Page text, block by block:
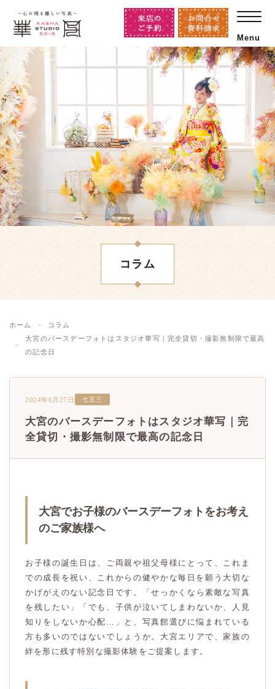
Menu
コラム
ホーム
コラム
大宮のバースデーフォトはスタジオ華写｜完全貸切・撮影無制限で最高
の記念日
2024年6月27日 七五三
大宮のバースデーフォトはスタジオ華写｜完
全貸切・撮影無制限で最高の記念日
大宮でお子様のバースデーフォトをお考え
のご家族様へ
お子様の誕生日は、ご両親や祖父母様にとって、これま
での成長を祝い、これからの健やかな毎日を願う大切な
かげがえのない記念日です。「せっかくなら素敵な写真
を残したい」「でも、子供が泣いてしまわないか、人見
知りをしないか心配…」と、写真館選びに悩まれている
方も多いのではないでしょうか。大宮エリアで、家族の
絆を形に残す特別な撮影体験をご提案します。